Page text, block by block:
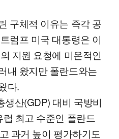
구체적 이유는 즉각 공
럼프 미국 대통령은 이
지원 요청에 미온적인
내 왔지만 폴란드와는
다.
산(GDP) 대비 국방비
최고 수준인 폴란드
과거 높이 평가하기도